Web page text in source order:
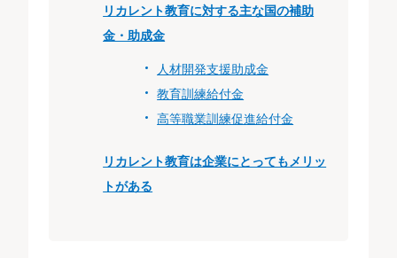
リカレント教育に対する主な国の補助
金・助成金
人材開発支援助成金
教育訓練給付金
高等職業訓練促進給付金
リカレント教育は企業にとってもメリッ
トがある